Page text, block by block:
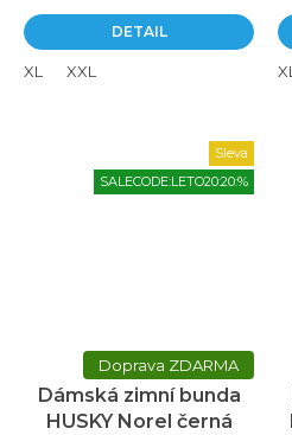
DETAIL
XL XXL XL
Sleva
SALECODE:LETO20:20:%
ZDARMA
Dámská zimní bunda
HUSKY Norel černá